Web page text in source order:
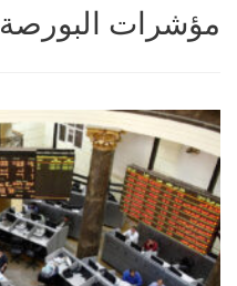
مؤشرات البورصة